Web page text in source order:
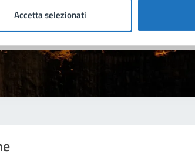
Accetta selezionati
su 5
su 5
5